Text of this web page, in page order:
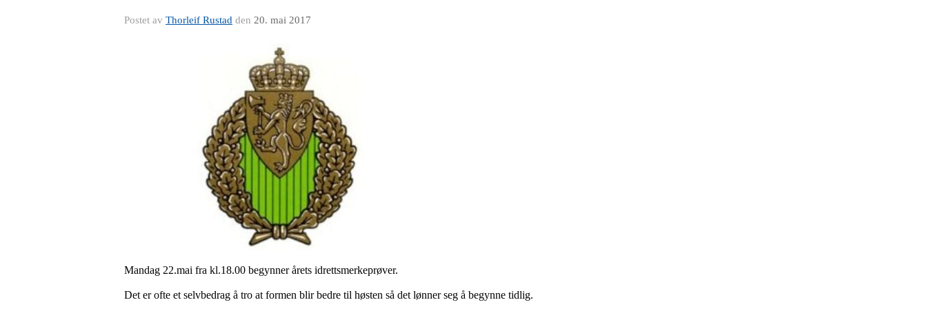
Postet av Thorleif Rustad den 20. mai 2017
Mandag 22.mai fra kl.18.00 begynner årets idrettsmerkeprøver.
Det er ofte et selvbedrag å tro at formen blir bedre til høsten så det lønner seg å begynne tidlig.